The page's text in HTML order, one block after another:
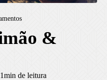
&
1min de leitura